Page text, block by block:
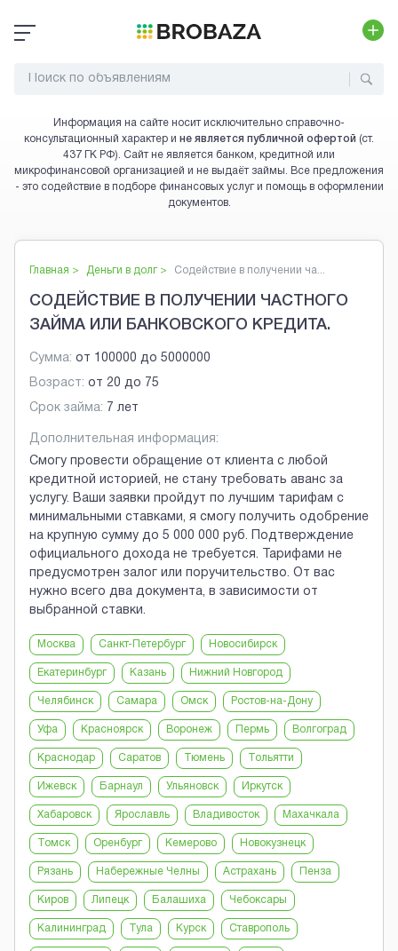
Информация на сайте носит исключительно справочно-
консультационный характер и не является публичной офертой (ст.
437 ГК РФ). Сайт не является банком, кредитной или
микрофинансовой организацией и не выдаёт займы. Все предложения
- это содействие в подборе финансовых услуг и помощь в оформлении
документов.
Главная > Деньги в долг> Содействие в получении ча...
СОДЕЙСТВИЕ В ПОЛУЧЕНИИ ЧАСТНОГО
ЗАЙМА ИЛИ БАНКОВСКОГО КРЕДИТА.
Сумма: от 100000 до 5000000
Возраст: от 20 до 75
Срок займа: 7 лет
Дополнительная информация:
Смогу провести обращение от клиента с любой
кредитной историей, не стану требовать аванс за
услугу. Ваши заявки пройдут по лучшим тарифам с
минимальными ставками, я смогу получить одобрение
на крупную сумму до 5 000 000 руб. Подтверждение
официального дохода не требуется. Тарифами не
предусмотрен залог или поручительство. От вас
нужно всего два документа, в зависимости от
выбранной ставки.
Москва Санкт-Петербург Новосибирск
Екатеринбург Казань Нижний Новгород
Челябинск Самара Омск Ростов-на-Дону
Уфа Красноярск Воронеж Пермь Волгоград
Краснодар Саратов Тюмень Тольятти
Ижевск Барнаул Ульяновск Иркутск
Хабаровск Ярославль Владивосток Махачкала
Томск Оренбург Кемерово Новокузнецк
Рязань Набережные Челны Астрахань Пенза
Киров Липецк Балашиха Чебоксары
Калининград Тула Курск Ставрополь